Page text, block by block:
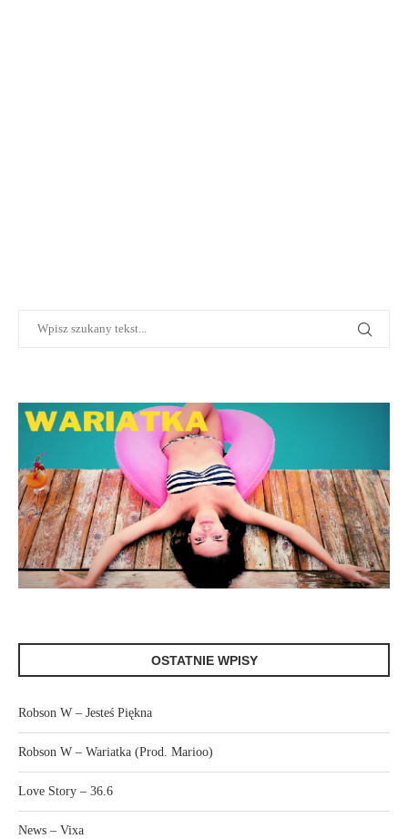
OSTATNIE WPISY
Robson W – Jesteś Piękna
Robson W – Wariatka (Prod. Marioo)
Love Story – 36.6
News – Vixa